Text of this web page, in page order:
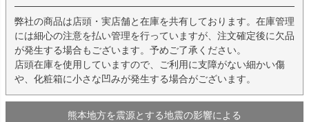
弊社の商品は店頭・実店舗と在庫を共有しております。在庫管理
には細心の注意を払い管理を行っていますが、注文確定後に欠品
が発生する場合もございます。予めご了承ください。
店頭在庫を使用していますので、ご利用に支障がない細かい傷
や、化粧箱に小さな凹みが発生する場合がございます。
熊本地方を震源とする地震の影響による